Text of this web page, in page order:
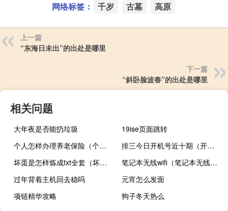
网络标签： 千岁 古墓 高原
上一篇
“东海日未出”的出处是哪里
下一篇
“斜卧脸波春”的出处是哪里
相关问题
大年夜是否能扔垃圾
19ise页面跳转
个人怎样办理养老保险（个人怎样办理信用卡）
排三今日开机号近十期（开机号近十期）
坏蛋是怎样炼成txt全套（坏蛋是怎样炼成txt）
笔记本无线wifi（笔记本无线wifi）
过年背着主机回去稳吗
元宵怎么发面
项链精华攻略
狗子冬天热么